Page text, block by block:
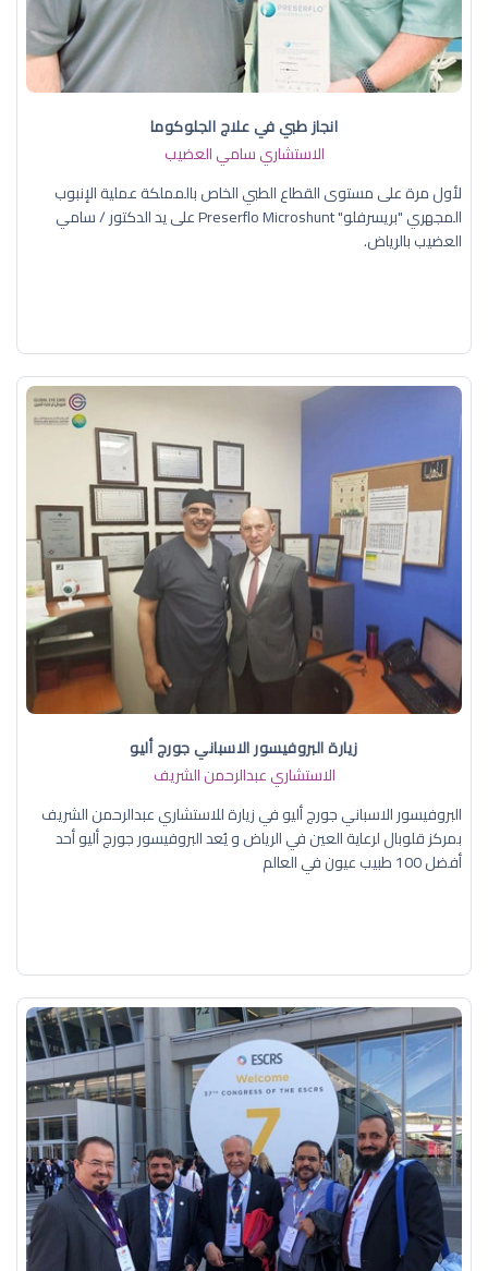
انجاز طبي في علاج الجلوكوما
الاستشاري سامي العضيب
لأول مرة على مستوى القطاع الطبي الخاص بالمملكة عملية الإنبوب
المجهري "بريسرفلو" Preserflo Microshunt على يد الدكتور / سامي
العضيب بالرياض.
زيارة البروفيسور الاسباني جورج أليو
الاستشاري عبدالرحمن الشريف
البروفيسور الاسباني جورج أليو في زيارة للاستشاري عبدالرحمن الشريف
بمركز قلوبال لرعاية العين في الرياض و يُعد البروفيسور جورج أليو أحد
أفضل 100 طبيب عيون في العالم